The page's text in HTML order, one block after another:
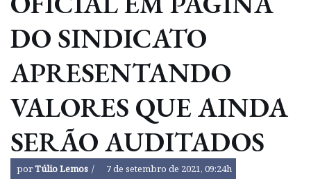
DO SINDICATO
APRESENTANDO
VALORES QUE AINDA
SERÃO AUDITADOS
porTúlio Lemos 7 de setembro de 2021, 09:24h